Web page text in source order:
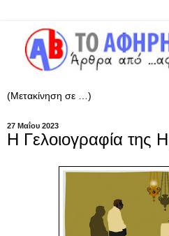
27 Μαΐου 2023
Η Γελοιογραφία της